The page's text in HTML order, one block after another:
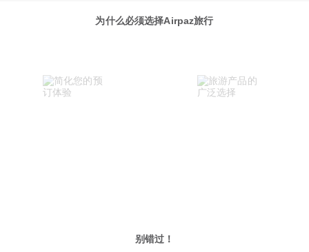
为什么必须选择Airpaz旅行
别错过！